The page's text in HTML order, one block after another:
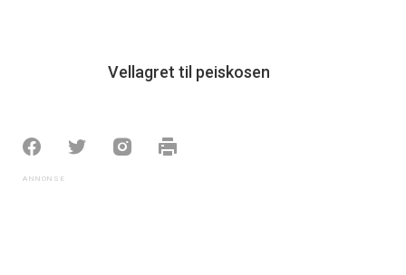
Vellagret til peiskosen